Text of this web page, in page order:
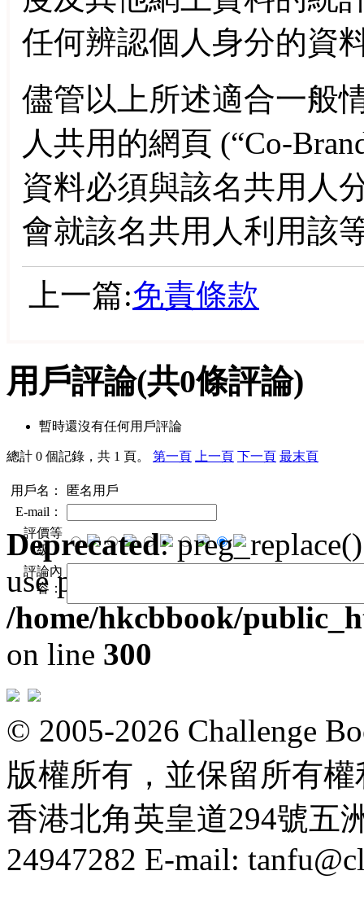
任何辨認個人身分的資
儘管以上所述適合一般
人共用的網頁 (“Co-
資料必須與該名共用人
會就該名共用人利用該
上一篇:免責條款
用戶評論(共0條評論)
暫時還沒有任何用戶評論
總計 0 個記錄，共 1 頁。 第一頁 上一頁 下一頁 最末頁
用戶名：
匿名用戶
E-mail：
評價等
級：
評論內
容：
Deprecated:
use preg_replace_callback
/home/hkcbbook/
on line 300
© 2005-2026 Challenge
版權所有，並保留所有權
香港北角英皇道294號五
24947282 E-mail: